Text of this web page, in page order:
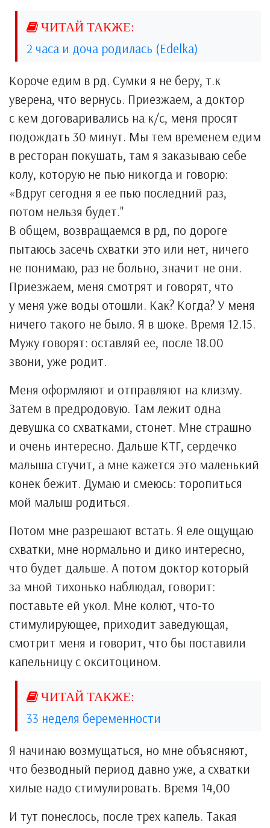
2 часа и доча родилась (Edelka)
Короче едим в рд. Сумки я не беру, т.к
уверена, что вернусь. Приезжаем, а доктор
с кем договаривались на к/с, меня просят
подождать 30 минут. Мы тем временем едим
в ресторан покушать, там я заказываю себе
колу, которую не пью никогда и говорю:
«Вдруг сегодня я ее пью последний раз,
потом нельзя будет."
В общем, возвращаемся в рд, по дороге
пытаюсь засечь схватки это или нет, ничего
не понимаю, раз не больно, значит не они.
Приезжаем, меня смотрят и говорят, что
у меня уже воды отошли. Как? Когда? У меня
ничего такого не было. Я в шоке. Время 12.15.
Мужу говорят: оставляй ее, после 18.00
звони, уже родит.
Меня оформляют и отправляют на клизму.
Затем в предродовую. Там лежит одна
девушка со схватками, стонет. Мне страшно
и очень интересно. Дальше КТГ, сердечко
малыша стучит, а мне кажется это маленький
конек бежит. Думаю и смеюсь: торопиться
мой малыш родиться.
Потом мне разрешают встать. Я еле ощущаю
схватки, мне нормально и дико интересно,
что будет дальше. А потом доктор который
за мной тихонько наблюдал, говорит:
поставьте ей укол. Мне колют, что-то
стимулирующее, приходит заведующая,
смотрит меня и говорит, что бы поставили
капельницу с окситоцином.
33 неделя беременности
Я начинаю возмущаться, но мне объясняют,
что безводный период давно уже, а схватки
хилые надо стимулировать. Время 14,00
И тут понеслось, после трех капель. Такая